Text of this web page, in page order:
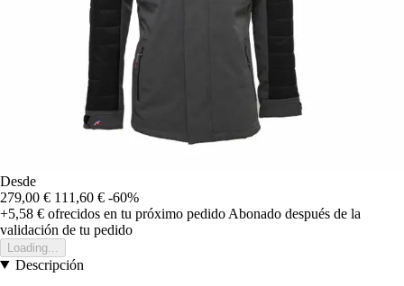
Desde
279,00 € 111,60 € -60%
+5,58 € ofrecidos en tu próximo pedido Abonado después de la
validación de tu pedido
Loading...
Descripción